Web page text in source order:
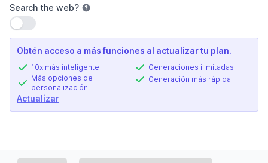
Search the web?
Usar configuración
Obtén acceso a más funciones al actualizar tu plan.
10x más inteligente
Más opciones de
personalización
Generaciones ilimitadas
Generación más rápida
Actualizar